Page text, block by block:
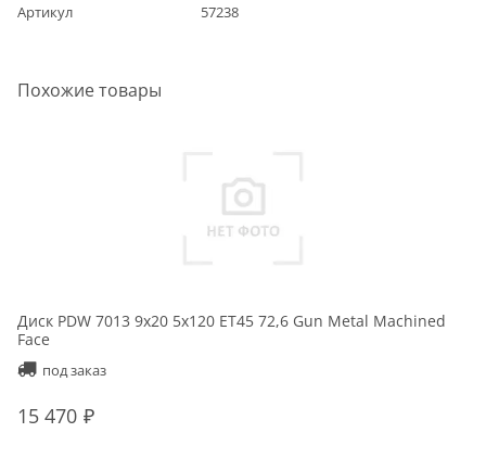
Артикул
57238
Похожие товары
Диск PDW 7013 9x20 5x120 ET45 72,6 Gun Metal Machined
Face
под заказ
15 470